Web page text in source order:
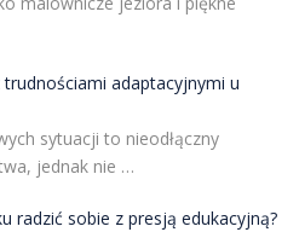
trudnościami adaptacyjnymi u
sytuacji to nieodłączny
jednak nie …
radzić sobie z presją edukacyjną?